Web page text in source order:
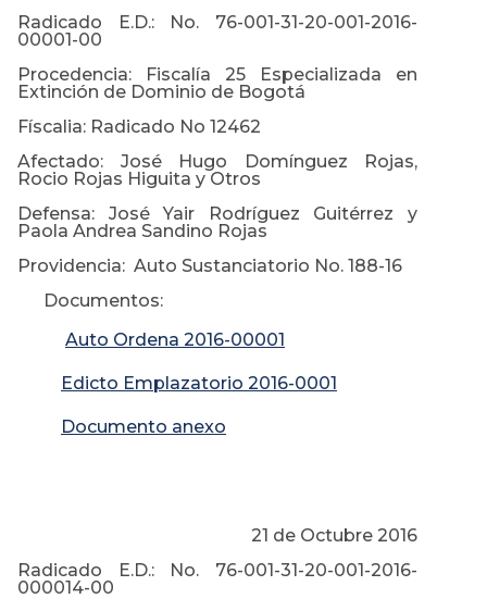
Radicado E.D.: No. 76-001-31-20-001-2016-
00001-00
Procedencia: Fiscalía 25 Especializada en
Extinción de Dominio de Bogotá
Físcalia: Radicado No 12462
Afectado: José Hugo Domínguez Rojas,
Rocio Rojas Higuita y Otros
Defensa: José Yair Rodríguez Guitérrez y
Paola Andrea Sandino Rojas
Providencia: Auto Sustanciatorio No. 188-16
Documentos:
Auto Ordena 2016-00001
Edicto Emplazatorio 2016-0001
Documento anexo
21 de Octubre 2016
Radicado E.D.: No. 76-001-31-20-001-2016-
000014-00